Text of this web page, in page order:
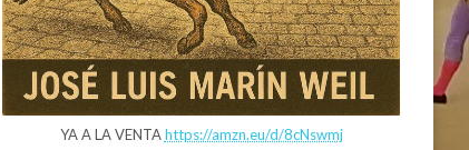
YA A LA VENTAhttps://amzn.eu/d/8cNswmj